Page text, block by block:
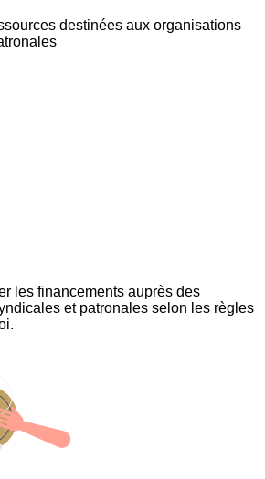
destinées aux organisations
les financements auprès des
et patronales selon les règles